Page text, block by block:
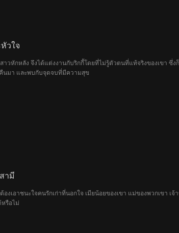
วใจ
าวหักหลัง จึงได้แต่งงานกับริกกี้โดยที่ไม่รู้ตัวตนที่แท้จริงของเขา
นมา และพบกับจุดจบที่มีความสุข
ามี
องเอาชนะใจคนรักเก่าที่นอกใจ เมียน้อยของเขา แม่ของพวกเขา
รือไม่